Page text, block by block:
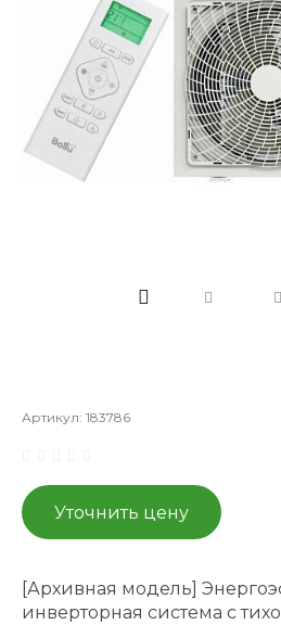
Артикул: 183786
Уточнить цену
[Архивная модель]
инверторная система с